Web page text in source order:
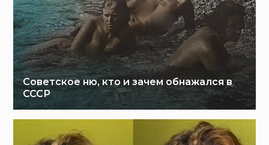
Советское ню, кто и зачем обнажался в
СССР